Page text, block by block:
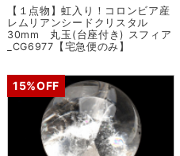
【１点物】虹入り！コロンビア産
レムリアンシードクリスタル
30mm 丸玉(台座付き) スフィア
_CG6977【宅急便のみ】
15%OFF